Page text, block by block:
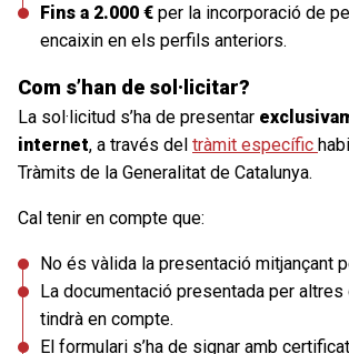
Fins a 2.000 € per la incorporació de
encaixin en els perfils anteriors.
Com s’han de sol·licitar?
La sol·licitud s’ha de presentar
internet, a través del tràmit específic
Tràmits de la Generalitat de Catalunya.
Cal tenir en compte que:
No és vàlida la presentació mitjançant
La documentació presentada per altres
tindrà en compte.
El formulari s’ha de signar amb